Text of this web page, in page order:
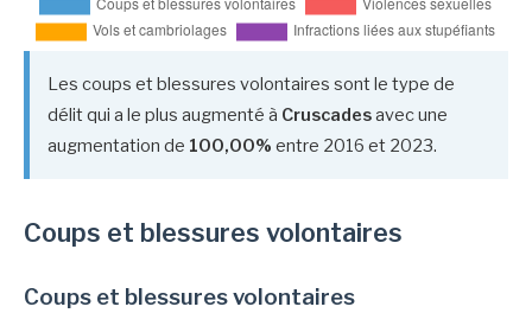
Les coups et blessures volontaires sont le type de
délit qui a le plus augmenté à Cruscadesavec une
augmentation de 100,00% entre 2016 et 2023.
Coups et blessures volontaires
Coups et blessures volontaires